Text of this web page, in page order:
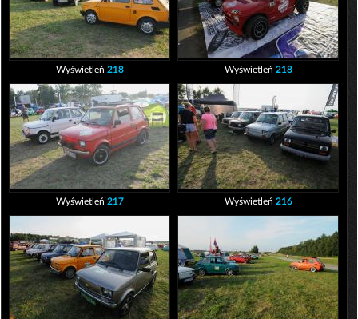
Wyświetleń 218 Wyświetleń 218
Wyświetleń 217 Wyświetleń 216